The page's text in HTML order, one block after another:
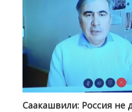
Саакашвили: Россия не